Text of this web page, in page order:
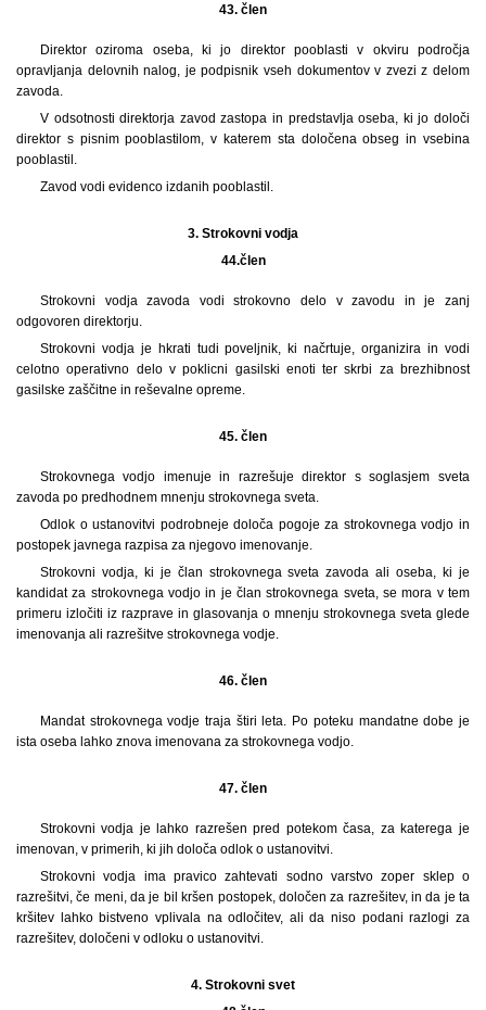
43. člen
Direktor oziroma oseba, ki jo direktor pooblasti v okviru področja
opravljanja delovnih nalog, je podpisnik vseh dokumentov v zvezi z delom
zavoda.
V odsotnosti direktorja zavod zastopa in predstavlja oseba, ki jo določi
direktor s pisnim pooblastilom, v katerem sta določena obseg in vsebina
pooblastil.
Zavod vodi evidenco izdanih pooblastil.
3. Strokovni vodja
44.člen
Strokovni vodja zavoda vodi strokovno delo v zavodu in je zanj
odgovoren direktorju.
Strokovni vodja je hkrati tudi poveljnik, ki načrtuje, organizira in vodi
celotno operativno delo v poklicni gasilski enoti ter skrbi za brezhibnost
gasilske zaščitne in reševalne opreme.
45. člen
Strokovnega vodjo imenuje in razrešuje direktor s soglasjem sveta
zavoda po predhodnem mnenju strokovnega sveta.
Odlok o ustanovitvi podrobneje določa pogoje za strokovnega vodjo in
postopek javnega razpisa za njegovo imenovanje.
Strokovni vodja, ki je član strokovnega sveta zavoda ali oseba, ki je
kandidat za strokovnega vodjo in je član strokovnega sveta, se mora v tem
primeru izločiti iz razprave in glasovanja o mnenju strokovnega sveta glede
imenovanja ali razrešitve strokovnega vodje.
46. člen
Mandat strokovnega vodje traja štiri leta. Po poteku mandatne dobe je
ista oseba lahko znova imenovana za strokovnega vodjo.
47. člen
Strokovni vodja je lahko razrešen pred potekom časa, za katerega je
imenovan, v primerih, ki jih določa odlok o ustanovitvi.
Strokovni vodja ima pravico zahtevati sodno varstvo zoper sklep o
razrešitvi, če meni, da je bil kršen postopek, določen za razrešitev, in da je ta
kršitev lahko bistveno vplivala na odločitev, ali da niso podani razlogi za
razrešitev, določeni v odloku o ustanovitvi.
4. Strokovni svet